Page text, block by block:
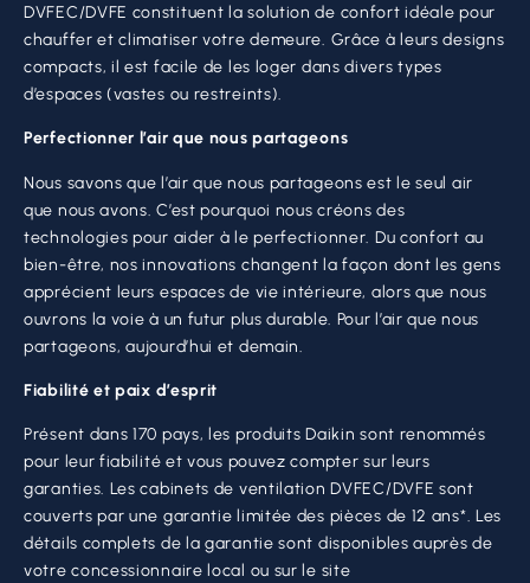
DVFEC/DVFE constituent la solution de confort idéale pour
chauffer et climatiser votre demeure. Grâce à leurs designs
compacts, il est facile de les loger dans divers types
d’espaces (vastes ou restreints).
Perfectionner l’air que nous partageons
Nous savons que l’air que nous partageons est le seul air
que nous avons. C’est pourquoi nous créons des
technologies pour aider à le perfectionner. Du confort au
bien-être, nos innovations changent la façon dont les gens
apprécient leurs espaces de vie intérieure, alors que nous
ouvrons la voie à un futur plus durable. Pour l’air que nous
partageons, aujourd’hui et demain.
Fiabilité et paix d’esprit​
Présent dans 170 pays, les produits Daikin sont renommés
pour leur fiabilité et vous pouvez compter sur leurs
garanties. Les cabinets de ventilation DVFEC/DVFE sont
couverts par une garantie limitée des pièces de 12 ans*. Les
détails complets de la garantie sont disponibles auprès de
votre concessionnaire local ou sur le site